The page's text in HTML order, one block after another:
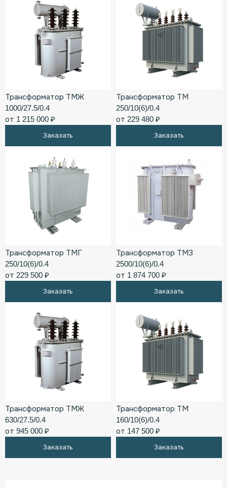
Трансформатор ТМЖ
1000/27.5/0.4
от 1 215 000 ₽
Заказать
Трансформатор ТМ
250/10(6)/0.4
от 229 480 ₽
Заказать
Трансформатор ТМГ
250/10(6)/0.4
от 229 500 ₽
Заказать
Трансформатор ТМЗ
2500/10(6)/0.4
от 1 874 700 ₽
Заказать
Трансформатор ТМЖ
630/27.5/0.4
от 945 000 ₽
Заказать
Трансформатор ТМ
160/10(6)/0.4
от 147 500 ₽
Заказать